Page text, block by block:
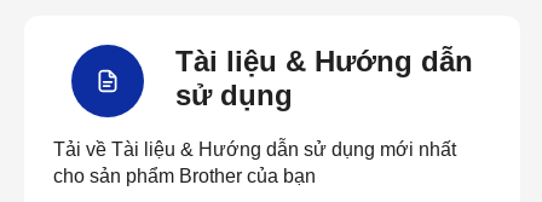
Tài liệu & Hướng dẫn
sử dụng
Tải về Tài liệu & Hướng dẫn sử dụng mới nhất
cho sản phẩm Brother của bạn